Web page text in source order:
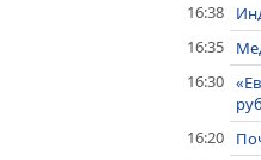
16:38
16:35
16:30
16:20